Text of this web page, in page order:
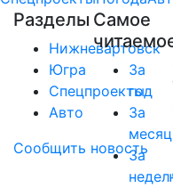
Разделы
Нижневартовск
Югра
Спецпроекты
Авто
Сообщить новость
Самое
За
год
За
месяц
За